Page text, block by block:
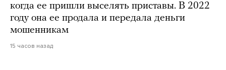
когда ее пришли выселять приставы. В 2022
году она ее продала и передала деньги
мошенникам
15 часов назад